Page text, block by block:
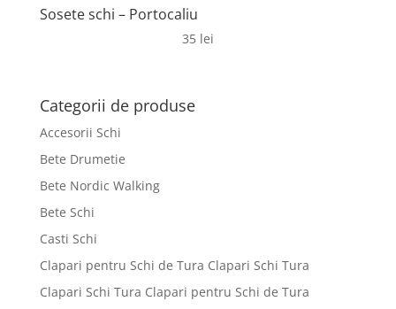
Sosete schi – Portocaliu
35 lei
Categorii de produse
Accesorii Schi
Bete Drumetie
Bete Nordic Walking
Bete Schi
Casti Schi
Clapari pentru Schi de Tura Clapari Schi Tura
Clapari Schi Tura Clapari pentru Schi de Tura